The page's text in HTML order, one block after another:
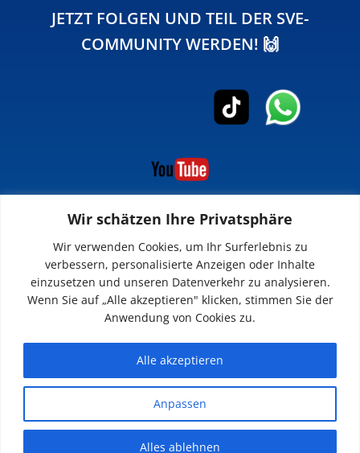
Wir schätzen Ihre Privatsphäre
Wir verwenden Cookies, um Ihr Surferlebnis zu
verbessern, personalisierte Anzeigen oder Inhalte
einzusetzen und unseren Datenverkehr zu analysieren.
Wenn Sie auf „Alle akzeptieren" klicken, stimmen Sie der
Anwendung von Cookies zu.
Anpassen
Alles ablehnen
Alle akzeptieren
JETZT FOLGEN UND TEIL DER SVE-
COMMUNITY WERDEN! 🙌
INFOS
Impressum
Datenschutz
Kontakt
© 2026 SV 1923 Enkenbach e.V.